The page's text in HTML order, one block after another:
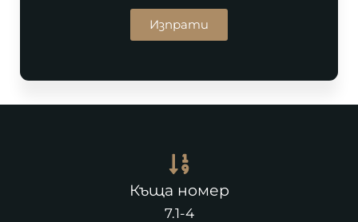
Изпрати
Къща номер
7.1-4